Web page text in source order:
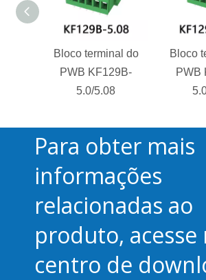
Bloco terminal do
PWB KF129B-
5.0/5.08
Bloco
PWB
Para obter mais
informações
relacionadas ao
produto, acesse
centro de